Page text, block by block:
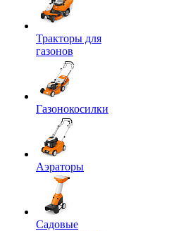
Тракторы для
газонов
Газонокосилки
Аэраторы
Садовые